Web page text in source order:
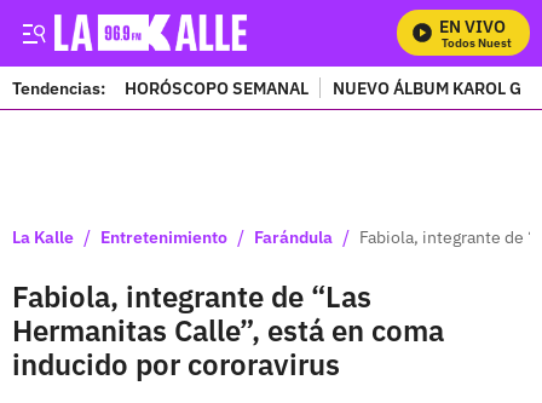
EN VIVO
Mira Todos Nuestros
Tendencias: HORÓSCOPO SEMANAL NUEVO ÁLBUM KAROL G
La Kalle / Entretenimiento / Farándula / Fabiola, integrante de
Fabiola, integrante de “Las
Hermanitas Calle”, está en coma
inducido por cororavirus